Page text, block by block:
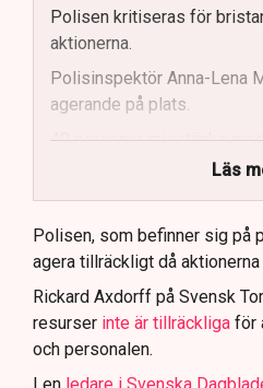
Polisen kritiseras för
aktionerna.
Polisinspektör Anna-Lena
agerande på plats.
40 personer misstänks
brottsmisstankar kopplade.
Polisen använder drönare
för att dokumentera bevis.
Samtidigt är polisarbetet
att navigera juridiska
Läs
Polisen, som befinner sig på
agera tillräckligt då
Rickard Axdorff på Svensk
resurser inte är tillräckliga för
och personalen.